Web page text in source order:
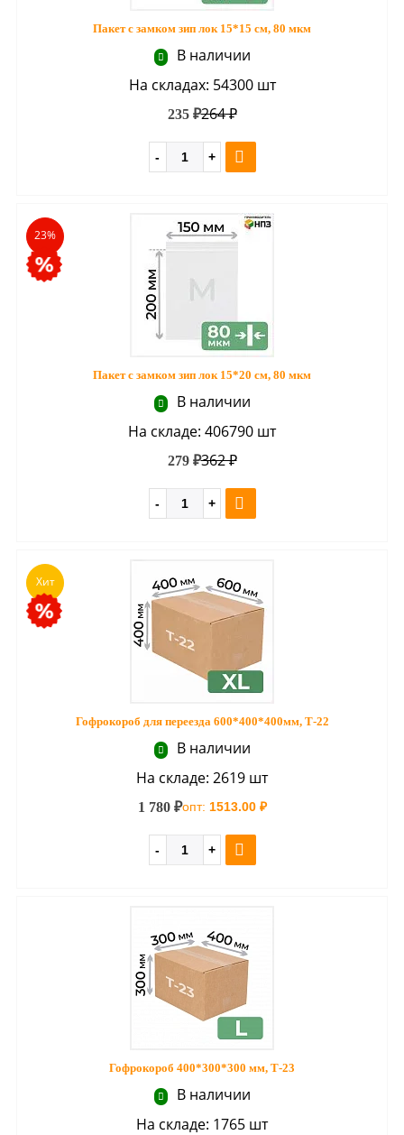
Пакет с замком зип лок 15*15 см, 80 мкм
В наличии
На складах: 54300 шт
264 ₽
235 ₽
23%
Пакет с замком зип лок 15*20 см, 80 мкм
В наличии
На складе: 406790 шт
362 ₽
279 ₽
Хит
Гофрокороб для переезда 600*400*400мм, Т-22
В наличии
На складе: 2619 шт
1 780 ₽опт: 1513.00 ₽
Гофрокороб 400*300*300 мм, Т-23
В наличии
На складе: 1765 шт